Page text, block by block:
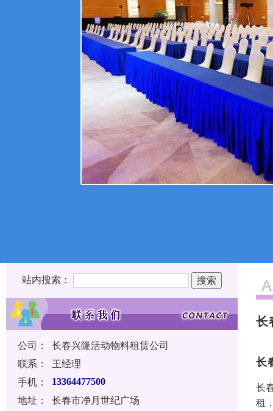
站内搜索：
公司：
长春兴隆活动物料租赁公司
联系：
王经理
手机：
13364477500
地址：
长春市净月世纪广场
长
长
长
租